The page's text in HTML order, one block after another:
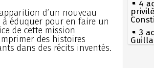
d’un nouveau
éduquer pour en faire un
de cette mission
des histoires
dans des récits inventés.
4
3